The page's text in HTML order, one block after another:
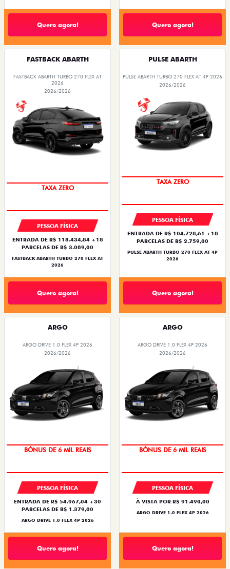
Quero agora! Quero agora!
FASTBACK ABARTH
FASTBACK ABARTH TURBO 270 FLEX AT
2026
2026/2026
SAIA DE FIAT 0KM
PESSOA FÍSICA
ENTRADA DE R$ 118.434,84 +18
PARCELAS DE R$ 3.089,00
FASTBACK ABARTH TURBO 270 FLEX AT
2026
Quero agora!
PULSE ABARTH
PULSE ABARTH TURBO 270 FLEX AT 4P 2026
2026/2026
SAIA DE FIAT 0KM
PESSOA FÍSICA
ENTRADA DE R$ 104.728,61 +18
PARCELAS DE R$ 2.759,00
PULSE ABARTH TURBO 270 FLEX AT 4P
2026
Quero agora!
ARGO
ARGO DRIVE 1.0 FLEX 4P 2026
2026/2026
TAXA ZERO
PESSOA FÍSICA
ENTRADA DE R$ 54.967,04 +30
PARCELAS DE R$ 1.379,00
ARGO DRIVE 1.0 FLEX 4P 2026
Quero agora!
ARGO
ARGO DRIVE 1.0 FLEX 4P 2026
2026/2026
TAXA ZERO
PESSOA FÍSICA
À VISTA POR R$ 91.490,00
ARGO DRIVE 1.0 FLEX 4P 2026
Quero agora!